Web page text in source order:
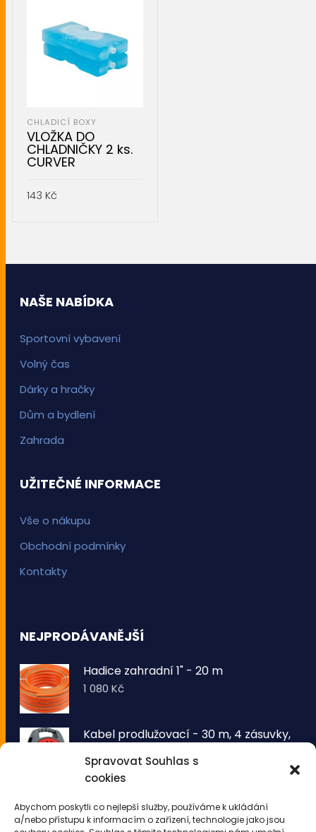
Spravovat Souhlas s
cookies
Abychom poskytli co nejlepší služby, používáme k ukládání
a/nebo přístupu k informacím o zařízení, technologie jako jsou
CHLADICÍ BOXY
VLOŽKA DO
CHLADNIČKY 2 ks.
CURVER
143 Kč
NAŠE NABÍDKA
Sportovní vybavení
Volný čas
Dárky a hračky
Dům a bydlení
Zahrada
UŽITEČNÉ INFORMACE
Vše o nákupu
Obchodní podmínky
Kontakty
NEJPRODÁVANĚJŠÍ
Hadice zahradní 1" - 20 m
1 080Kč
Kabel prodlužovací - 30 m, 4 zásuvky,
1 260Kč
drátů 50 LED - teplá bílá